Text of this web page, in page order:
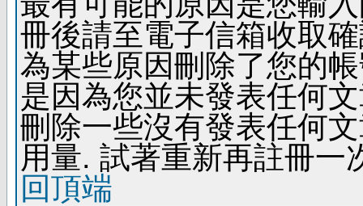
冊後請至電子信箱收取
為某些原因刪除了您的
是因為您並未發表任何
刪除一些沒有發表任何
用量. 試著重新再註冊一
回頂端